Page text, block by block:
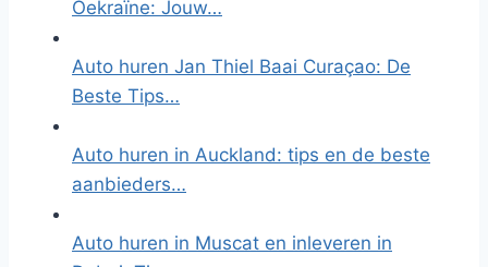
Oekraïne: Jouw…
Auto huren Jan Thiel Baai Curaçao: De
Beste Tips…
Auto huren in Auckland: tips en de beste
aanbieders…
Auto huren in Muscat en inleveren in